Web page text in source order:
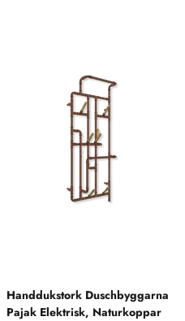
Handdukstork Duschbyggarna
Pajak Elektrisk, Naturkoppar